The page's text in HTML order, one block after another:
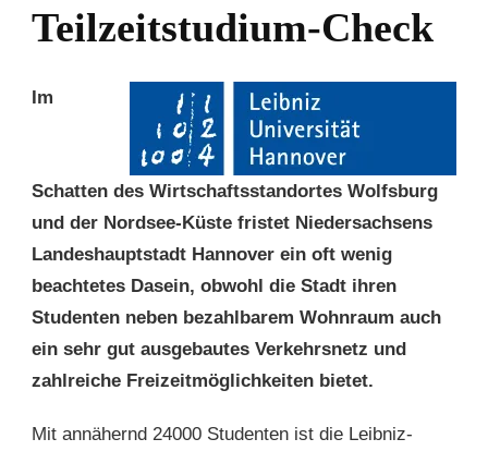
Teilzeitstudium-Check
Im
Schatten des Wirtschaftsstandortes Wolfsburg
und der Nordsee-Küste fristet Niedersachsens
Landeshauptstadt Hannover ein oft wenig
beachtetes Dasein, obwohl die Stadt ihren
Studenten neben bezahlbarem Wohnraum auch
ein sehr gut ausgebautes Verkehrsnetz und
zahlreiche Freizeitmöglichkeiten bietet.
Mit annähernd 24000 Studenten ist die Leibniz-